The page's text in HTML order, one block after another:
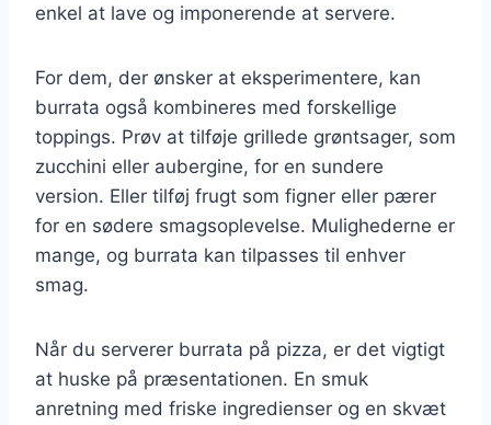
enkel at lave og imponerende at servere.
For dem, der ønsker at eksperimentere, kan
burrata også kombineres med forskellige
toppings. Prøv at tilføje grillede grøntsager, som
zucchini eller aubergine, for en sundere
version. Eller tilføj frugt som figner eller pærer
for en sødere smagsoplevelse. Mulighederne er
mange, og burrata kan tilpasses til enhver
smag.
Når du serverer burrata på pizza, er det vigtigt
at huske på præsentationen. En smuk
anretning med friske ingredienser og en skvæt